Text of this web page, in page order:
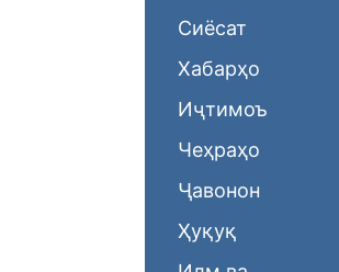
Сиёсат
Хабарҳо
Иҷтимоъ
Чеҳраҳо
Ҷавонон
Ҳуқуқ